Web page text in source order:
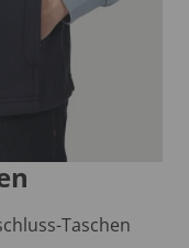
Taschen